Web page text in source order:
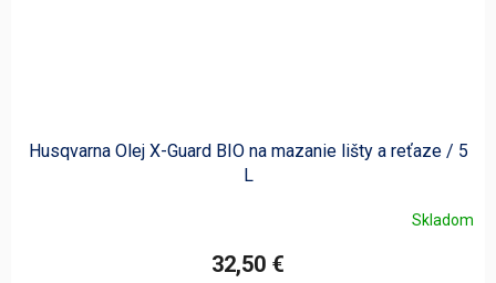
Husqvarna Olej X-Guard BIO na mazanie lišty a reťaze / 5
L
Skladom
32,50 €